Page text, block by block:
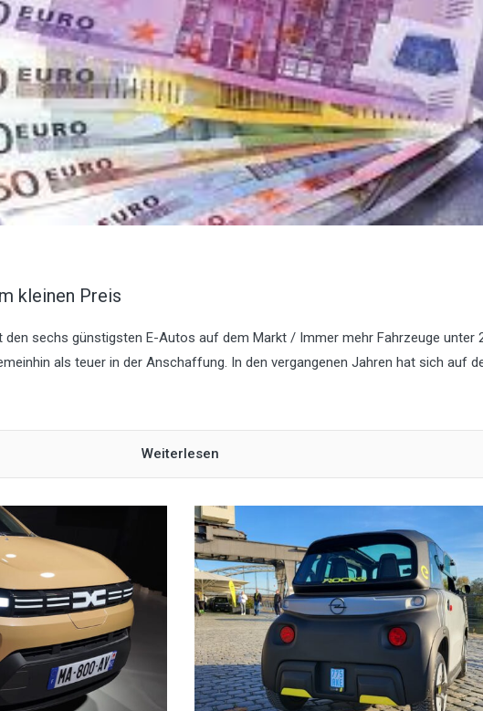
kleinen Preis
sechs günstigsten E-Autos auf dem Markt / Immer mehr Fahrzeuge unter
als teuer in der Anschaffung. In den vergangenen Jahren hat sich auf
Weiterlesen